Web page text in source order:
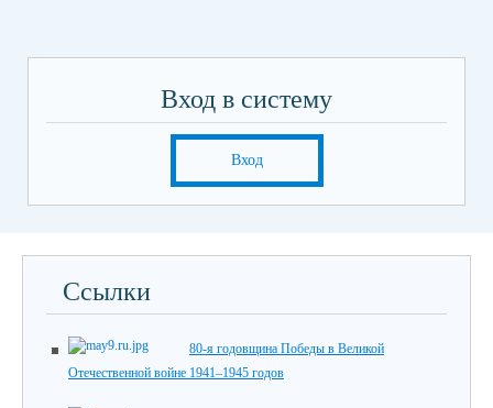
Вход в систему
Вход
Ссылки
80-я годовщина Победы в Великой
Отечественной войне 1941–1945 годов